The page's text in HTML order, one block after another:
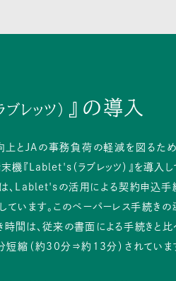
ブレッツ） 』の導入
とJAの事務負荷の軽減を図るため
機『Lablet's（ラブレッツ）』を導入し
は、Lablet'sの活用による契約申込手
ています。このペーパーレス手続きの
時間は、従来の書面による手続きと比
短縮（約30分⇒約13分）されていま